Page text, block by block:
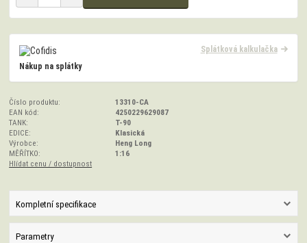
Splátková kalkulačka
Nákup na splátky
Číslo produktu:
13310-CA
EAN kód:
4250229629087
TANK:
T-90
EDICE:
Klasická
Výrobce:
Heng Long
MĚŘÍTKO:
1:16
Hlídat cenu / dostupnost
Kompletní specifikace
Parametry